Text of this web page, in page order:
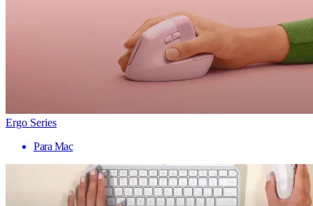
Ergo Series
Para Mac